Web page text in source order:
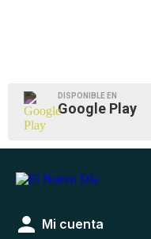
DISPONIBLE EN
Google Play
Mi cuenta